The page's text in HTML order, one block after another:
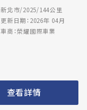
新北市/2025/144公里
更新日期：2026年 04月
車商：榮耀國際車業
查看詳情